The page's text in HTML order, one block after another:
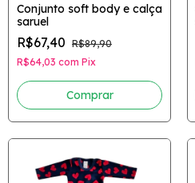
Conjunto soft body e calça
saruel
R$67,40 R$89,90
R$64,03 com Pix
Comprar